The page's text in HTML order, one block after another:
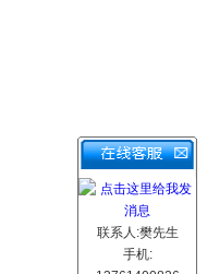
联系人:樊先生
手机: